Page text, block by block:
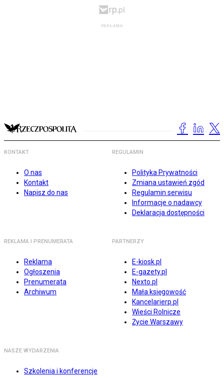
KONTAKT
O nas
Kontakt
Napisz do nas
REGULAMIN
Polityka Prywatności
Zmiana ustawień zgód
Regulamin serwisu
Informacje o nadawcy
Deklaracja dostępności
REKLAMA I PRENUMERATA
Reklama
Ogłoszenia
Prenumerata
Archiwum
PARTNERZY
E-kiosk.pl
E-gazety.pl
Nexto.pl
Mała księgowość
Kancelarierp.pl
Wieści Rolnicze
Życie Warszawy
NASZE WYDARZENIA
Szkolenia i konferencje